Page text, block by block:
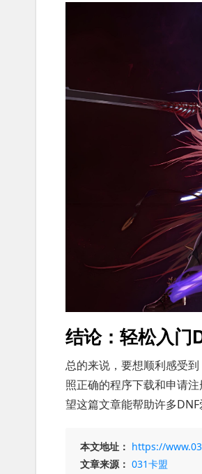
结论：轻松入门
总的来说，要想顺利感受
照正确的程序下载和申请
望这篇文章能帮助许多
本文地址： https://
文章来源： 031卡盟